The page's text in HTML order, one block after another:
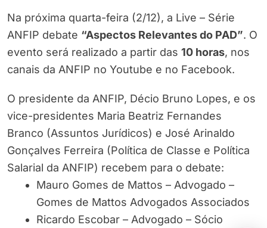
Na próxima quarta-feira (2/12), a Live – Série
ANFIP debate “Aspectos Relevantes do PAD”. O
evento será realizado a partir das 10 horas, nos
canais da ANFIP no Youtube e no Facebook.
O presidente da ANFIP, Décio Bruno Lopes, e os
vice-presidentes Maria Beatriz Fernandes
Branco (Assuntos Jurídicos) e José Arinaldo
Gonçalves Ferreira (Política de Classe e Política
Salarial da ANFIP) recebem para o debate:
Mauro Gomes de Mattos – Advogado –
Gomes de Mattos Advogados Associados
Ricardo Escobar – Advogado – Sócio